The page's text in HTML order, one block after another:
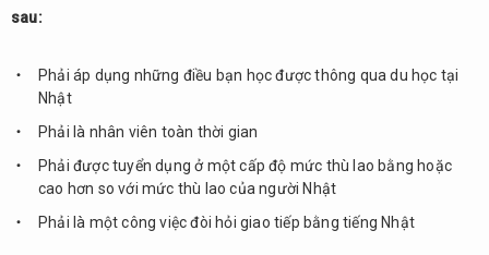
sau:
Phải áp dụng những điều bạn học được thông qua du học tại
Nhật
Phải là nhân viên toàn thời gian
Phải được tuyển dụng ở một cấp độ mức thù lao bằng hoặc
cao hơn so với mức thù lao của người Nhật
Phải là một công việc đòi hỏi giao tiếp bằng tiếng Nhật